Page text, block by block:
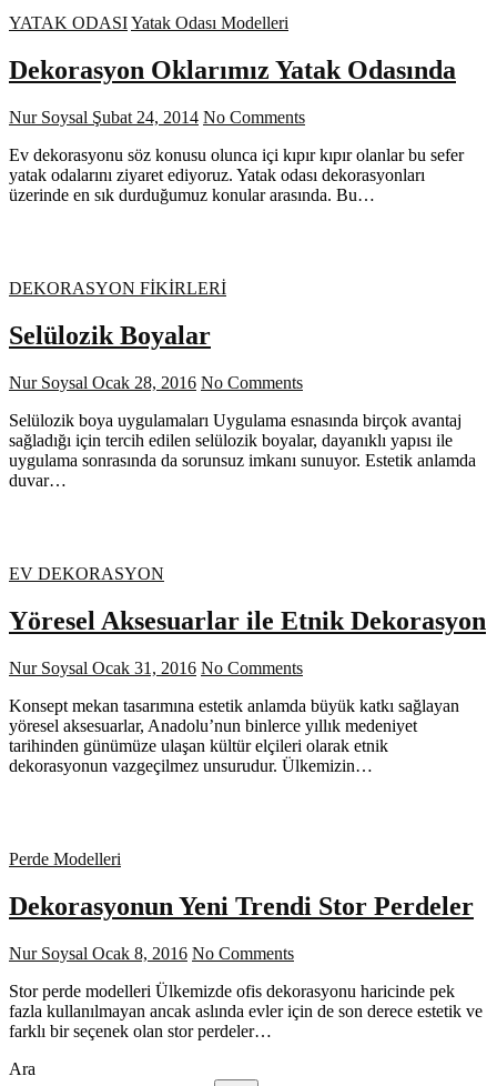
YATAK ODASIYatak Odası Modelleri
Dekorasyon Oklarımız Yatak Odasında
Nur Soysal Şubat 24, 2014 No Comments
Ev dekorasyonu söz konusu olunca içi kıpır kıpır olanlar bu sefer
yatak odalarını ziyaret ediyoruz. Yatak odası dekorasyonları
üzerinde en sık durduğumuz konular arasında. Bu…
DEKORASYON FİKİRLERİ
Selülozik Boyalar
Nur Soysal Ocak 28, 2016 No Comments
Selülozik boya uygulamaları Uygulama esnasında birçok avantaj
sağladığı için tercih edilen selülozik boyalar, dayanıklı yapısı ile
uygulama sonrasında da sorunsuz imkanı sunuyor. Estetik anlamda
duvar…
EV DEKORASYON
Yöresel Aksesuarlar ile Etnik Dekorasyon
Nur Soysal Ocak 31, 2016 No Comments
Konsept mekan tasarımına estetik anlamda büyük katkı sağlayan
yöresel aksesuarlar, Anadolu’nun binlerce yıllık medeniyet
tarihinden günümüze ulaşan kültür elçileri olarak etnik
dekorasyonun vazgeçilmez unsurudur. Ülkemizin…
Perde Modelleri
Dekorasyonun Yeni Trendi Stor Perdeler
Nur Soysal Ocak 8, 2016 No Comments
Stor perde modelleri Ülkemizde ofis dekorasyonu haricinde pek
fazla kullanılmayan ancak aslında evler için de son derece estetik ve
farklı bir seçenek olan stor perdeler…
Ara